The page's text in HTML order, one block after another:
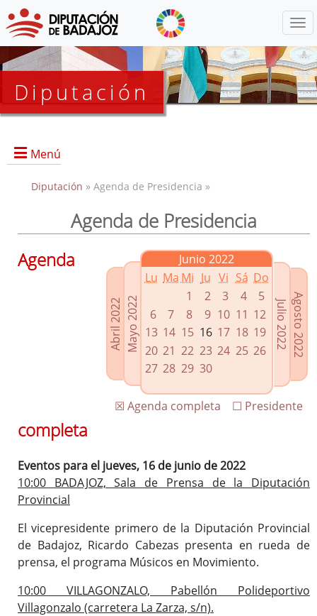
Diputación
Menú
Presidencia
Grupos Políticos
Enlaces relacionados
Agenda de Presidencia
Plenos provinciales y Juntas de gobierno
Oficina de Proyectos Europeos
Diputación » Agenda de Presidencia »
Agenda de Presidencia
Abril 2022Mayo 2022
Junio 2022
Lu Ma Mi Ju Vi Sá Do
1
2 3 4
5
6
7 8 9 10 11 12
13 14 15 16 17 18 19
20 21 22 23 24 25 26
27 28 29 30
Agosto 2022
Julio 2022
☐ Presidente
☒ Agenda completa
Agenda
completa
Eventos para el jueves, 16 de junio de 2022
10:00 BADAJOZ, Sala de Prensa de la Diputación
Provincial
El vicepresidente primero de la Diputación Provincial
de Badajoz, Ricardo Cabezas presenta en rueda de
prensa, el programa Músicos en Movimiento.
10:00 VILLAGONZALO, Pabellón Polideportivo
Villagonzalo (carretera La Zarza, s/n).